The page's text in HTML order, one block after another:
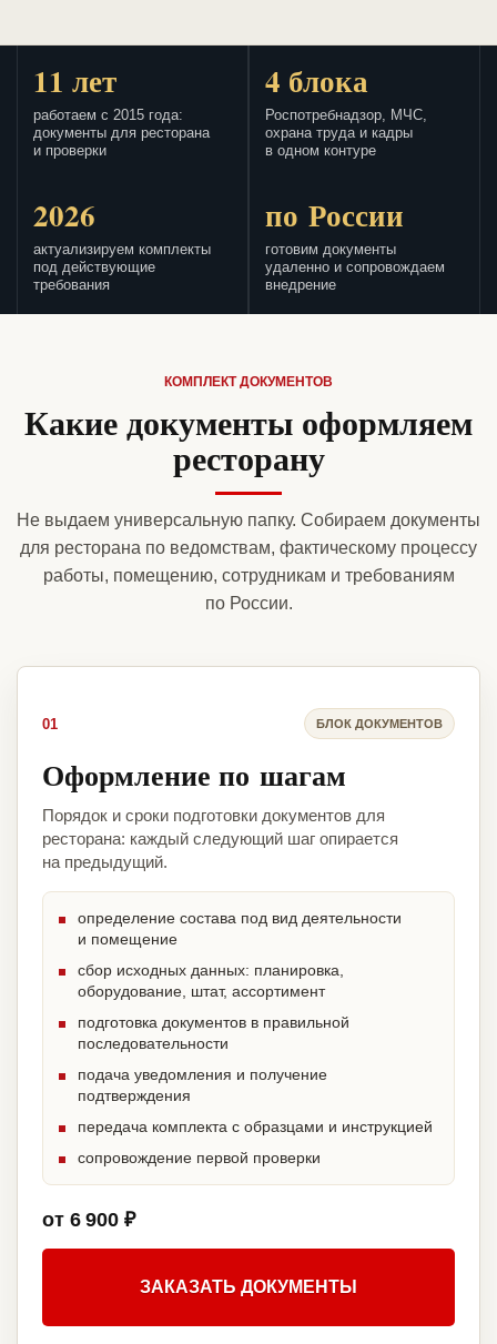
11 лет
работаем с 2015 года:
документы для ресторана
и проверки
4 блока
Роспотребнадзор, МЧС,
охрана труда и кадры
в одном контуре
2026
актуализируем комплекты
под действующие
требования
по России
готовим документы
удаленно и сопровождаем
внедрение
КОМПЛЕКТ ДОКУМЕНТОВ
Какие документы оформляем
ресторану
Не выдаем универсальную папку. Собираем документы
для ресторана по ведомствам, фактическому процессу
работы, помещению, сотрудникам и требованиям
по России.
01 БЛОК ДОКУМЕНТОВ
Оформление по шагам
Порядок и сроки подготовки документов для
ресторана: каждый следующий шаг опирается
на предыдущий.
определение состава под вид деятельности
и помещение
сбор исходных данных: планировка,
оборудование, штат, ассортимент
подготовка документов в правильной
последовательности
подача уведомления и получение
подтверждения
передача комплекта с образцами и инструкцией
сопровождение первой проверки
от 6 900 ₽
ЗАКАЗАТЬ ДОКУМЕНТЫ